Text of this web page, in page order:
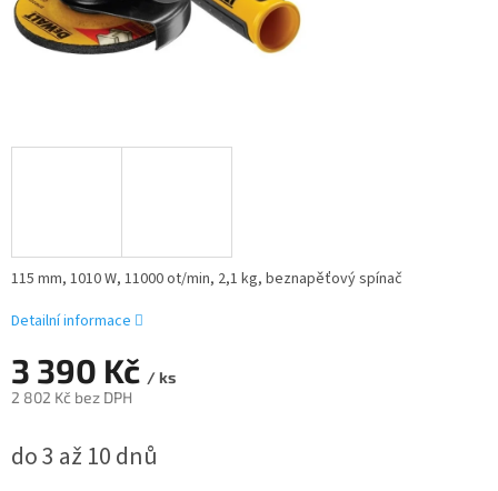
3 390 Kč / ks
2 802 Kč bez DPH
cena:
do 3 až 10 dnů
115 mm, 1010 W, 11000 ot/min, 2,1 kg, beznapěťový spínač
Detailní informace